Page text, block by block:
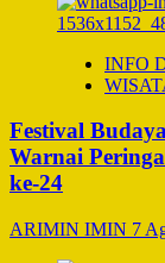
INFO
Festival
Warnai
ke-24
ARIMIN IMIN 7